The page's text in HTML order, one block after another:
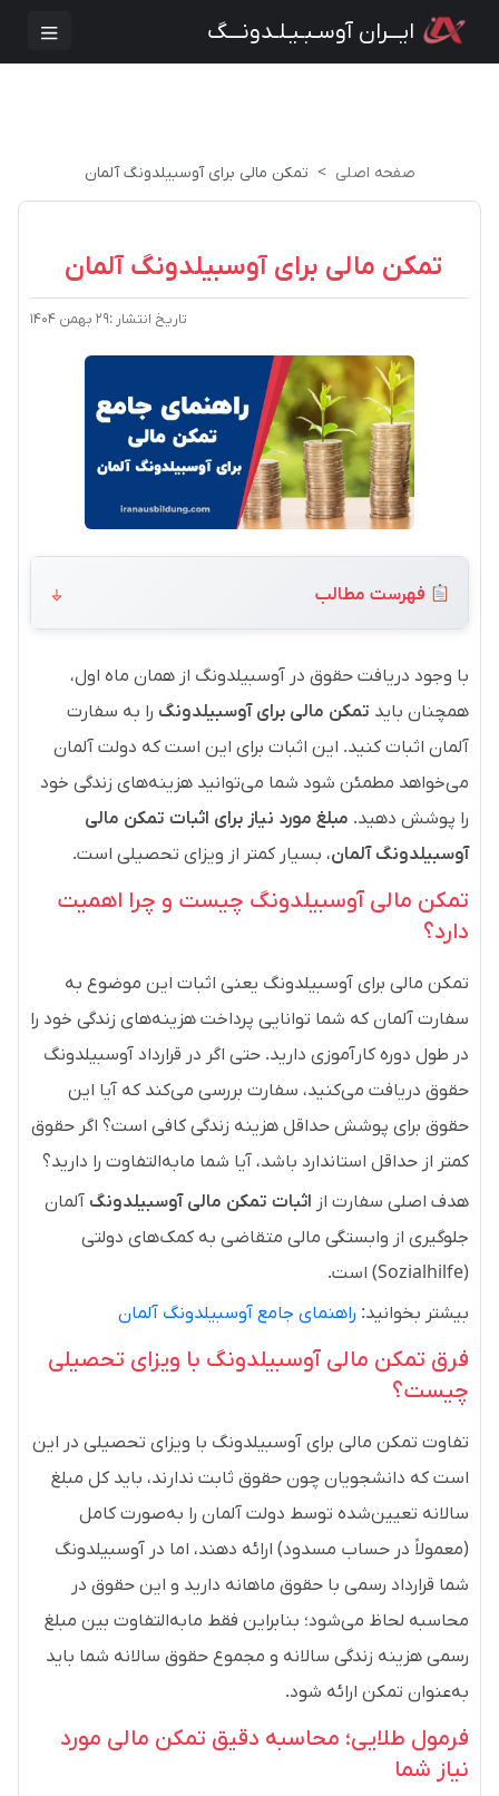
ایـــران آوسـبـیـلـدونـــگ
صفحه اصلی تمکن مالی برای آوسبیلدونگ آلمان
تمکن مالی برای آوسبیلدونگ آلمان
تاریخ انتشار :۲۹ بهمن ۱۴۰۴
فهرست مطالب
با وجود دریافت حقوق در آوسبیلدونگ از همان ماه اول،
همچنان باید تمکن مالی برای آوسبیلدونگ را به سفارت
آلمان اثبات کنید. این اثبات برای این است که دولت آلمان
می‌خواهد مطمئن شود شما می‌توانید هزینه‌های زندگی خود
را پوشش دهید. مبلغ مورد نیاز برای اثبات تمکن مالی
آوسبیلدونگ آلمان، بسیار کمتر از ویزای تحصیلی است.
تمکن مالی آوسبیلدونگ چیست و چرا اهمیت
دارد؟
تمکن مالی برای آوسبیلدونگ یعنی اثبات این موضوع به
سفارت آلمان که شما توانایی پرداخت هزینه‌های زندگی خود را
در طول دوره کارآموزی دارید. حتی اگر در قرارداد آوسبیلدونگ
حقوق دریافت می‌کنید، سفارت بررسی می‌کند که آیا این
حقوق برای پوشش حداقل هزینه زندگی کافی است؟ اگر حقوق
کمتر از حداقل استاندارد باشد، آیا شما مابه‌التفاوت را دارید؟
هدف اصلی سفارت از اثبات تمکن مالی آوسبیلدونگ آلمان
جلوگیری از وابستگی مالی متقاضی به کمک‌های دولتی
(Sozialhilfe) است.
بیشتر بخوانید: راهنمای جامع آوسبیلدونگ آلمان
فرق تمکن مالی آوسبیلدونگ با ویزای تحصیلی
چیست؟
تفاوت تمکن مالی برای آوسبیلدونگ با ویزای تحصیلی در این
است که دانشجویان چون حقوق ثابت ندارند، باید کل مبلغ
سالانه تعیین‌شده توسط دولت آلمان را به‌صورت کامل
(معمولاً در حساب مسدود) ارائه دهند، اما در آوسبیلدونگ
شما قرارداد رسمی با حقوق ماهانه دارید و این حقوق در
محاسبه لحاظ می‌شود؛ بنابراین فقط مابه‌التفاوت بین مبلغ
رسمی هزینه زندگی سالانه و مجموع حقوق سالانه شما باید
به‌عنوان تمکن ارائه شود.
فرمول طلایی؛ محاسبه دقیق تمکن مالی مورد
نیاز شما